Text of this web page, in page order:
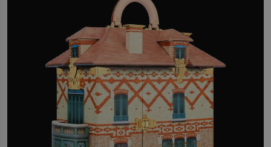
času tráví na zemi, kde sbírá zbytky semínek Jeho
domovinou je prakticky celá Austrálie s výjimkou
pobřežní oblasti. […]